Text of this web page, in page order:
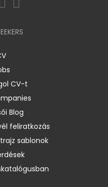
CV-t
Blog
feliratkozás
sablonok